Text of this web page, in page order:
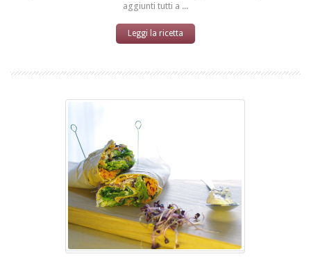
aggiunti tutti a ...
Leggi la ricetta